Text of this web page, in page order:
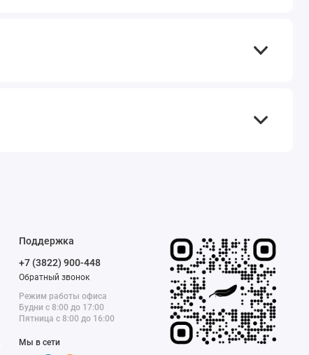
Поддержка
+7 (3822) 900-448
Обратный звонок
Режим работы офиса
Будни с 8:00 до 17:00
Пятница с 8:00 до 16:00
Мы в сети